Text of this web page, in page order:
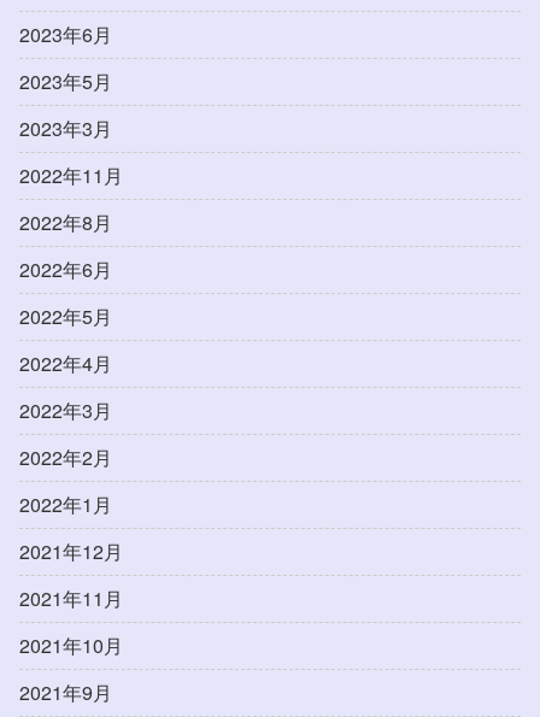
2023年6月
2023年5月
2023年3月
2022年11月
2022年8月
2022年6月
2022年5月
2022年4月
2022年3月
2022年2月
2022年1月
2021年12月
2021年11月
2021年10月
2021年9月